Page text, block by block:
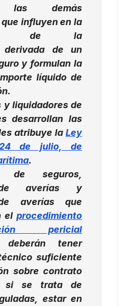
demás
influyen en la
de la
derivada de un
y formulan la
líquido de
y liquidadores de
desarrollan las
atribuye la Ley
de julio, de
.
de seguros,
de averías y
averías que
el procedimiento
pericial
deberán tener
suficiente
sobre contrato
si se trata de
estar en